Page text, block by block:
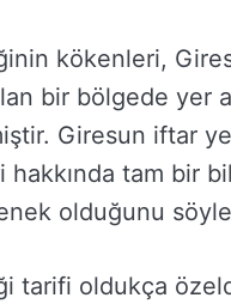
kökenleri,
bir bölgede
Giresun iftar
hakkında tam bir
olduğunu
tarifi oldukça